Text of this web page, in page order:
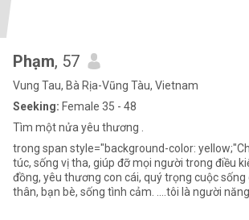
Phạm, 57
Vung Tau, Bà Rịa-Vũng Tàu, Vietnam
Seeking: Female 35 - 48
Tìm một nửa yêu thương .
trong span style="background-color:
túc, sống vị tha, giúp đỡ mọi người trong điều
đồng, yêu thương con cái, quý trọng cuộc sống
thân, bạn bè, sống tình cảm. ....tôi là người